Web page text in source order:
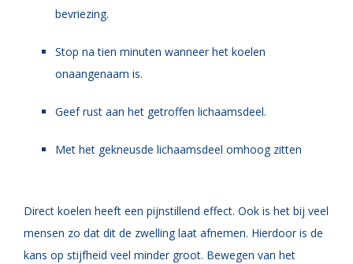
bevriezing.
Stop na tien minuten wanneer het koelen
onaangenaam is.
Geef rust aan het getroffen lichaamsdeel.
Met het gekneusde lichaamsdeel omhoog zitten
Direct koelen heeft een pijnstillend effect. Ook is het bij veel
mensen zo dat dit de zwelling laat afnemen. Hierdoor is de
kans op stijfheid veel minder groot. Bewegen van het